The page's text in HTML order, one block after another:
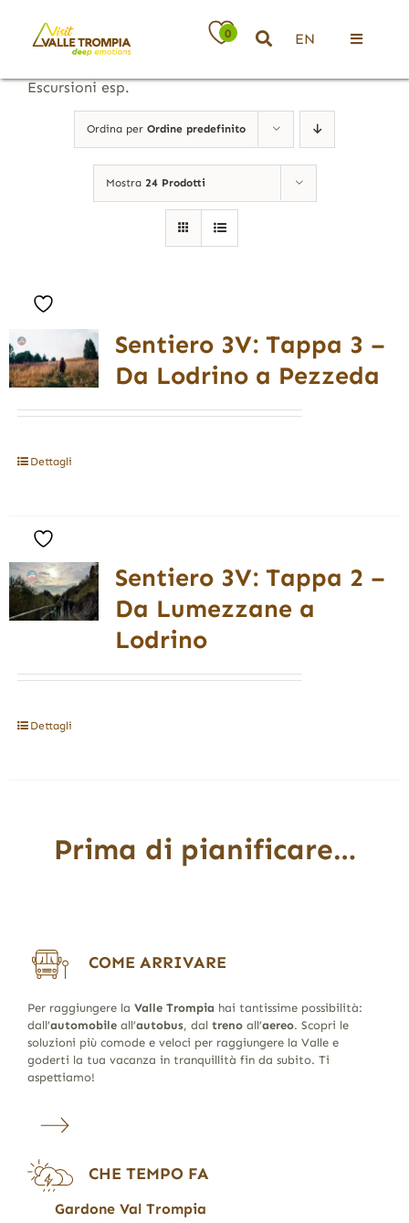
contenuto
0 EN
Toggle
Eventi
Escursioni esp.
Ordina per Ordine predefinito
Mostra 24 Prodotti
Sentiero 3V: Tappa 3 –
Da Lodrino a Pezzeda
Dettagli
Sentiero 3V: Tappa 2 –
Da Lumezzane a
Lodrino
Dettagli
Prima di pianificare…
COME ARRIVARE
Per raggiungere la Valle Trompia hai tantissime possibilità:
dall’automobileall’autobus, dal trenoall’aereo. Scopri le
soluzioni più comode e veloci per raggiungere la Valle e
goderti la tua vacanza in tranquillità fin da subito. Ti
aspettiamo!
CHE TEMPO FA
Gardone Val Trompia